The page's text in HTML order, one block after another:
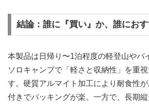
結論：誰に『買い』か、誰にお
本製品は日帰り〜1泊程度の軽登山やバ
ソロキャンプで「軽さと収納性」を重
す。硬質アルマイト加工により耐食性
付きでパッキングが楽。一方で、長期